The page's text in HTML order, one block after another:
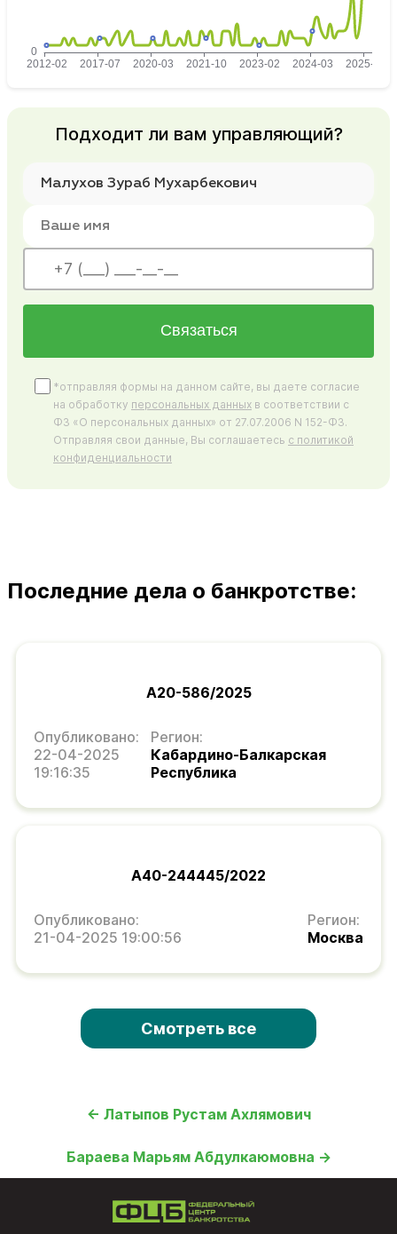
Подходит ли вам управляющий?
Связаться
*отправляя формы на данном сайте, вы даете согласие
на обработку персональных данных в соответствии с
ФЗ «О персональных данных» от 27.07.2006 N 152-ФЗ.
Отправляя свои данные, Вы соглашаетесь с политикой
конфиденциальности
Последние дела о банкротстве:
А20-586/2025
Опубликовано:
22-04-2025
19:16:35
Регион:
Кабардино-Балкарская
Республика
А40-244445/2022
Опубликовано:
21-04-2025 19:00:56
Регион:
Москва
Смотреть все
← Латыпов Рустам Ахлямович
Бараева Марьям Абдулкаюмовна →